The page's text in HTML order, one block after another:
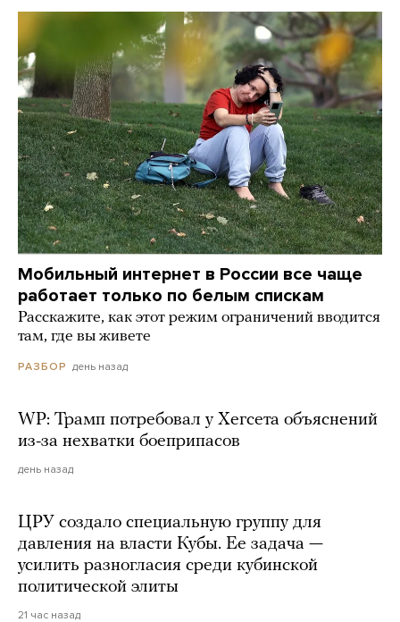
Мобильный интернет в России все чаще
работает только по белым спискам
Расскажите, как этот режим ограничений вводится
там, где вы живете
РАЗБОР день назад
WP: Трамп потребовал у Хегсета объяснений
из-за нехватки боеприпасов
день назад
ЦРУ создало специальную группу для
давления на власти Кубы. Ее задача —
усилить разногласия среди кубинской
политической элиты
21 час назад